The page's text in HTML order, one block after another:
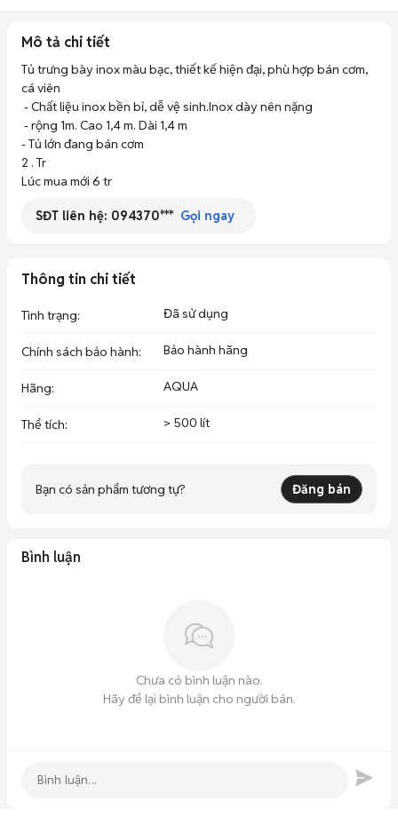
Mô tả chi tiết
Tủ trưng bày inox màu bạc, thiết kế hiện đại, phù hợp bán cơm,
cá viên
- Tủ lớn đang bán cơm
2 . Tr
Lúc mua mới 6 tr
SĐT liên hệ: 094370*** Gọi ngay
Thông tin chi tiết
Tình trạng: Đã sử dụng
Chính sách bảo hành: Bảo hành hãng
Hãng: AQUA
Thể tích: > 500 lít
Bạn có sản phẩm tương tự? Đăng bán
Bình luận
Chưa có bình luận nào.
Hãy để lại bình luận cho người bán.